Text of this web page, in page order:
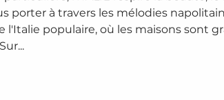
porter à travers les mélodies
l'Italie populaire, où les maisons sont